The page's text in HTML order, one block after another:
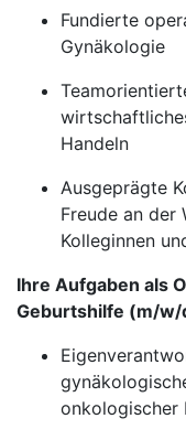
Fundierte
Gynäkologie
Handeln
Ausgeprägte
Freude an der
Kolleginnen
Ihre Aufgaben als
Geburtshilfe (m/w/
onkologischer